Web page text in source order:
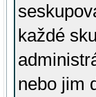
každé
nebo jim